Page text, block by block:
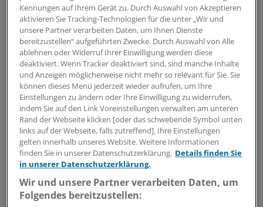
"Wir müssen so schnell wie möglich handeln", sagte
Stephan Robinson vom Green Cross. Die richtige
Entsorgung von Umweltgiften sei zwar anspruchsvoll,
aber trotzdem wesentlich billiger als die Schäden im
Nachhinein zu beseitigen. Der Kampf gegen
Umweltverschmutzung sei nicht aussichtslos.
Gift gelangt in Atmosphäre
Falscher Umgang mit Schadstoffen wie Quecksilber,
etwa in einer Elektromülldeponie im westafrikanischen
Ghana oder im indonesischen Kalimantan, habe nämlich
auch globale Auswirkungen.
Kennungen auf Ihrem Gerät zu. Durch Auswahl von Akzeptieren
aktivieren Sie Tracking-Technologien für die unter „Wir und
unsere Partner verarbeiten Daten, um Ihnen Dienste
bereitzustellen“ aufgeführten Zwecke. Durch Auswahl von Alle
ablehnen oder Widerruf Ihrer Einwilligung werden diese
deaktiviert. Wenn Tracker deaktiviert sind, sind manche Inhalte
und Anzeigen möglicherweise nicht mehr so relevant für Sie. Sie
können dieses Menü jederzeit wieder aufrufen, um Ihre
Einstellungen zu ändern oder Ihre Einwilligung zu widerrufen,
indem Sie auf den Link Voreinstellungen verwalten am unteren
Rand der Webseite klicken [oder das schwebende Symbol unten
links auf der Webseite, falls zutreffend]. Ihre Einstellungen
gelten innerhalb unseres Website. Weitere Informationen
finden Sie in unserer Datenschutzerklärung. Details finden Sie
in unserer Datenschutzerklärung.
Wir und unsere Partner verarbeiten Daten, um
Folgendes bereitzustellen: